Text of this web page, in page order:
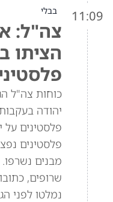
11:09 בבלי
צה"ל:
הציתו
כוחות צה"ל
יהודה
פלסטינים על
פלסטינים
מבנים
שרופים,
נמלטו לפני